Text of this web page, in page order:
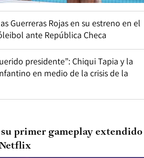
Guerreras Rojas en su estreno en el
ante República Checa
presidente”: Chiqui Tapia y la
en medio de la crisis de la
primer gameplay extendido